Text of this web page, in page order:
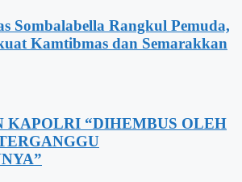
Sombalabella Rangkul Pemuda,
Kamtibmas dan Semarakkan
KAPOLRI “DIHEMBUS OLEH